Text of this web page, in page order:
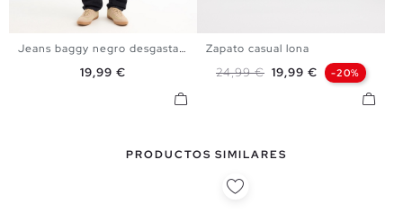
40 44
Jeans baggy negro desgastados
Precio
19,99 €
40
Zapato casual lona
Precio base
24,99 € Precio
19,99 € -20%
PRODUCTOS SIMILARES